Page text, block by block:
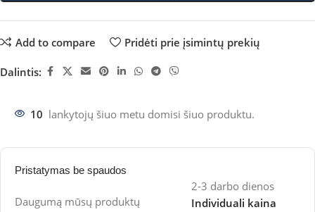
Add to compare Pridėti prie įsimintų prekių
Dalintis:
10 lankytojų šiuo metu domisi šiuo produktu.
Pristatymas be spaudos
Daugumą mūsų produktų
2-3 darbo dienos
Individuali kaina